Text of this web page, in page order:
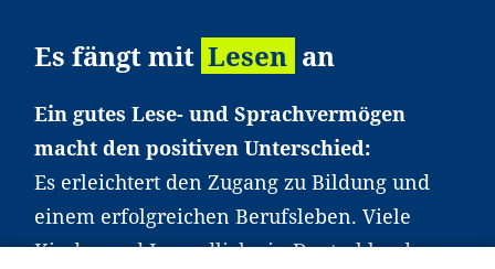
Es fängt mit Lesen an
Ein gutes Lese- und Sprachvermögen
macht den positiven Unterschied:
Es erleichtert den Zugang zu Bildung und
einem erfolgreichen Berufsleben. Viele
Kinder und Jugendliche in Deutschland